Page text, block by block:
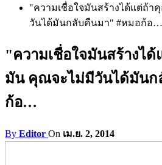
"ความเชื่อใจมันสร้างได้แต่ถ้
วันได้มันกลับคืนมา" #หมอก้อ…
"ความเชื่อใจมันสร้างไ
มัน คุณจะไม่มีวันได้มัน
ก้อ…
By Editor On เม.ย. 2, 2014